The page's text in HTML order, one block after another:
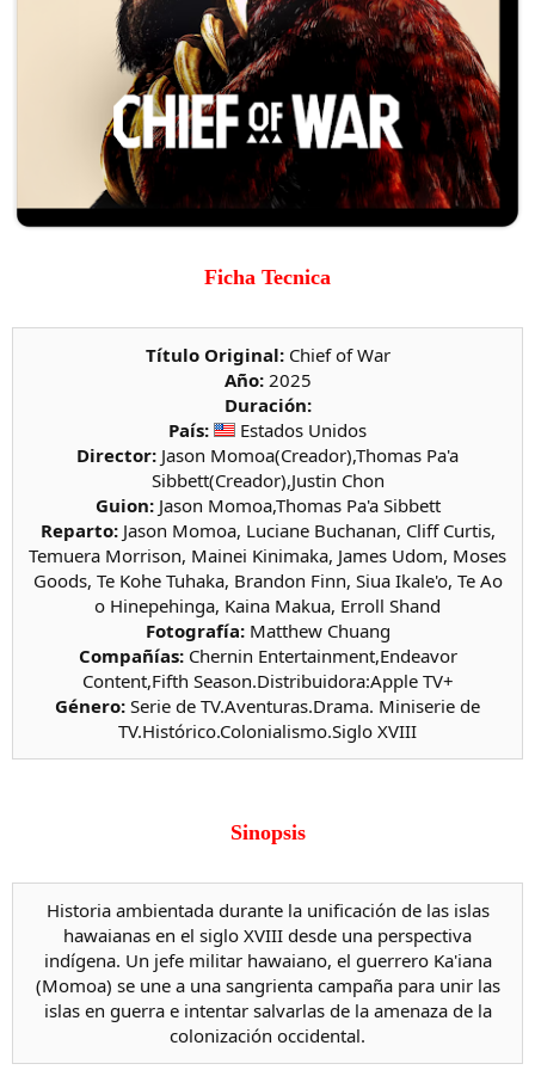
Ficha Tecnica
Título Original:Chief of War
Año:2025
Duración:
País:
Estados Unidos
Director: Jason Momoa(Creador),Thomas Pa'a
Sibbett(Creador),Justin Chon
Guion:Jason Momoa,Thomas Pa'a Sibbett
Reparto:Jason Momoa, Luciane Buchanan, Cliff Curtis,
Temuera Morrison, Mainei Kinimaka, James Udom, Moses
Goods, Te Kohe Tuhaka, Brandon Finn, Siua Ikale'o, Te Ao
o Hinepehinga, Kaina Makua, Erroll Shand
Fotografía:Matthew Chuang
Compañías:Chernin Entertainment,Endeavor
Content,Fifth Season.Distribuidora:Apple TV+
Género: Serie de TV.Aventuras.Drama. Miniserie de
TV.Histórico.Colonialismo.Siglo XVIII
Sinopsis
Historia ambientada durante la unificación de las islas
hawaianas en el siglo XVIII desde una perspectiva
indígena. Un jefe militar hawaiano, el guerrero Ka'iana
(Momoa) se une a una sangrienta campaña para unir las
islas en guerra e intentar salvarlas de la amenaza de la
colonización occidental.